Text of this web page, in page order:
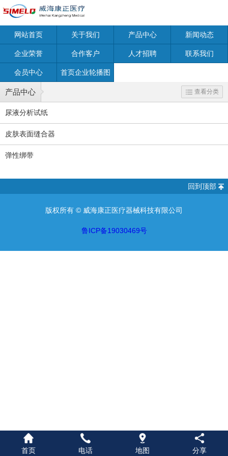
网站首页 关于我们 产品中心 新闻动态
企业荣誉 合作客户 人才招聘 联系我们
会员中心 首页企业轮播图
产品中心 查看分类
尿液分析试纸
皮肤表面缝合器
弹性绑带
回到顶部
版权所有 © 威海康正医疗器械科技有限公司
鲁ICP备19030469号
首页 电话 地图 分享